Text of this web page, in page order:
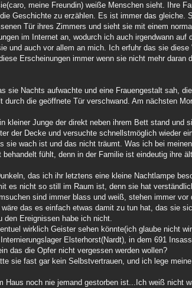
meine Freundin) weiße Menschen sieht. Ihre
Geschichte zu erzählen. Es ist immer das gleiche.
Tür ihres Zimmers und sieht sie mit einem
im Internet an, wodurch ich auch irgendwann
und auch vor allem an mich. Ich erfuhr das sie
Erscheinungen immer wenn sie nicht mehr daran
sie Nachts aufwachte und eine Frauengestalt sah,
die geöffnete Tür verschwand. Am nächsten
kleiner Junge der direkt neben ihrem Bett stand und
der Decke und versuchte schnellstmöglich wieder
sie wach ist und das nicht träumt. Was ich bei
fühlt, denn in der Familie ist eindeutig ihre
das ich ihr letztens eine kleine Nachtlampe
es nicht so still im Raum ist, denn sie hat
sind immer blass und weiß, stehen immer vor
das es einfach etwas damit zu tun hat, das sie
den Ereignissen habe ich nicht.
wirklich Geister sehen könnte(ich glaube nicht
Elsterhorst(Nardt), in dem 691
das die Opfer nicht vergessen werden wollen?
sie fast gar kein Selbstvertrauen, und ich lege
Haus noch nie jemand gestorben ist...Ich weiß nicht